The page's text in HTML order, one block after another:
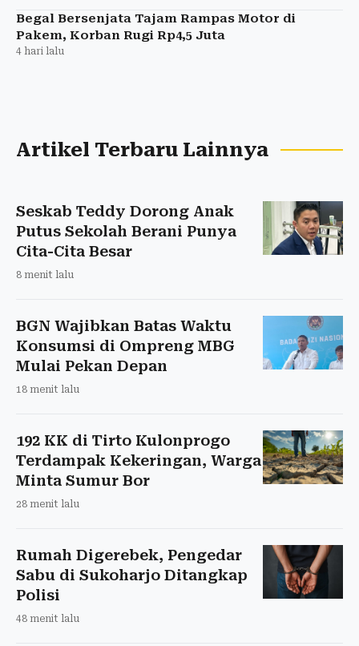
Begal Bersenjata Tajam Rampas Motor di
Pakem, Korban Rugi Rp4,5 Juta
4 hari lalu
Artikel Terbaru Lainnya
Seskab Teddy Dorong Anak
Putus Sekolah Berani Punya
Cita-Cita Besar
8 menit lalu
BGN Wajibkan Batas Waktu
Konsumsi di Ompreng MBG
Mulai Pekan Depan
18 menit lalu
192 KK di Tirto Kulonprogo
Terdampak Kekeringan, Warga
Minta Sumur Bor
28 menit lalu
Rumah Digerebek, Pengedar
Sabu di Sukoharjo Ditangkap
Polisi
48 menit lalu